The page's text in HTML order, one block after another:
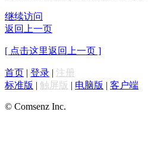
继续访问
返回上一页
[ 点击这里返回上一页 ]
首页 | 登录 | 注册
标准版 | 触屏版 | 电脑版 | 客户端
© Comsenz Inc.